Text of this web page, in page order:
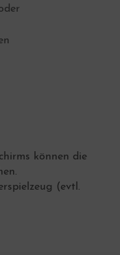
können die
(evtl.